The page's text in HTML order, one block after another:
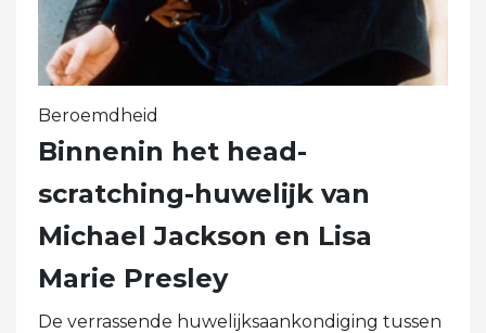
Beroemdheid
Binnenin het head-
scratching-huwelijk van
Michael Jackson en Lisa
Marie Presley
De verrassende huwelijksaankondiging tussen